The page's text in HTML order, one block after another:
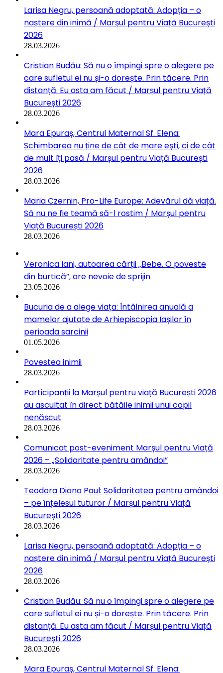
Larisa Negru, persoană adoptată: Adopția – o
naștere din inimă / Marșul pentru Viață București
2026
28.03.2026
Cristian Budău: Să nu o împingi spre o alegere pe
care sufletul ei nu și-o dorește. Prin tăcere. Prin
distanță. Eu asta am făcut / Marșul pentru Viață
București 2026
28.03.2026
Mara Epuraș, Centrul Maternal Sf. Elena:
Schimbarea nu ține de cât de mare ești, ci de cât
de mult îți pasă / Marșul pentru Viață București
2026
28.03.2026
Maria Czernin, Pro-Life Europe: Adevărul dă viață.
Să nu ne fie teamă să-l rostim / Marșul pentru
Viață București 2026
28.03.2026
Veronica Iani, autoarea cărții „Bebe. O poveste
din burtică”, are nevoie de sprijin
23.05.2026
Bucuria de a alege viața: Întâlnirea anuală a
mamelor ajutate de Arhiepiscopia Iașilor în
perioada sarcinii
01.05.2026
Povestea inimii
28.03.2026
Participanții la Marșul pentru viață București 2026
au ascultat în direct bătăile inimii unui copil
nenăscut
28.03.2026
Comunicat post-eveniment Marșul pentru Viață
2026 – „Solidaritate pentru amândoi”
28.03.2026
Teodora Diana Paul: Solidaritatea pentru amândoi
– pe înțelesul tuturor / Marșul pentru Viață
București 2026
28.03.2026
Larisa Negru, persoană adoptată: Adopția – o
naștere din inimă / Marșul pentru Viață București
2026
28.03.2026
Cristian Budău: Să nu o împingi spre o alegere pe
care sufletul ei nu și-o dorește. Prin tăcere. Prin
distanță. Eu asta am făcut / Marșul pentru Viață
București 2026
28.03.2026
Mara Epuraș, Centrul Maternal Sf. Elena: